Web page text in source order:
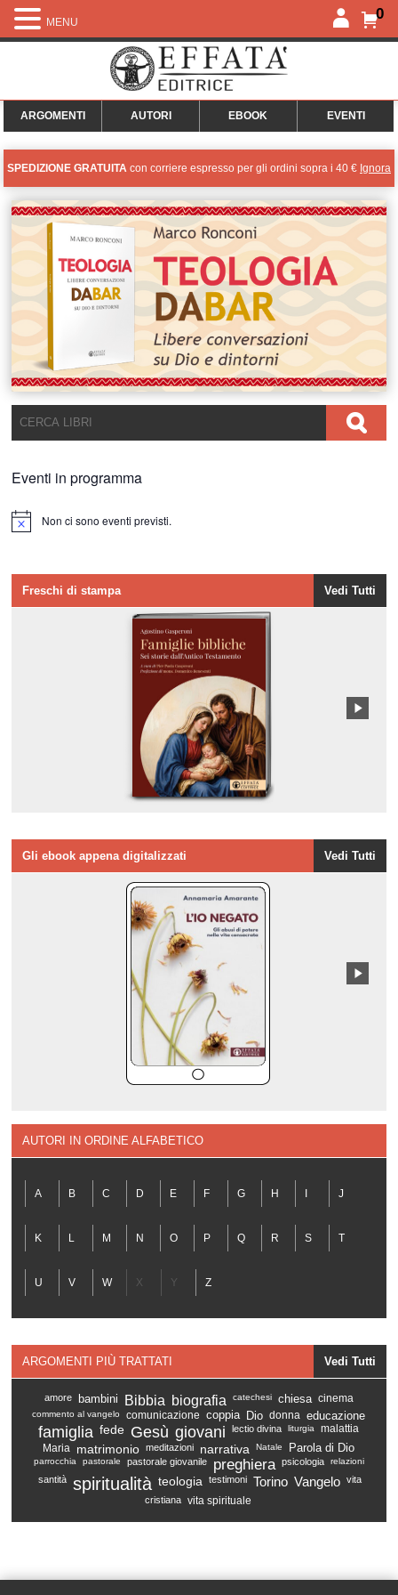
0
ARGOMENTI AUTORI EBOOK EVENTI
SPEDIZIONE GRATUITA con corriere espresso per gli ordini sopra i 40 € Ignora
Eventi in programma
Notice Non ci sono eventi previsti.
Freschi di stampa Vedi Tutti
Gli ebook appena digitalizzati Vedi Tutti
AUTORI IN ORDINE ALFABETICO
A B C D E F G H I J
K L M N O P Q R S T
U V W X Y Z
ARGOMENTI PIÙ TRATTATI Vedi Tutti
amore bambini Bibbia biografia catechesi chiesa cinema
commento al vangelo comunicazione coppia Dio donna educazione
famiglia fede Gesù giovani lectio divina liturgia malattia
Maria matrimonio meditazioni narrativa Natale Parola di Dio
parrocchia pastorale pastorale giovanile preghiera psicologia relazioni
santità spiritualità teologia testimoni Torino Vangelo vita
cristiana vita spirituale
MENU